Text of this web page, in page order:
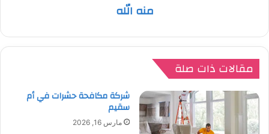
منه الله
مقالات ذات صلة
شركة مكافحة حشرات في أم
سقيم
مارس 16, 2026